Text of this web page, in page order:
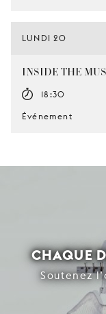
LUNDI 20
INSIDE THE
18:30
Événement
CHAQUE
Soutenez